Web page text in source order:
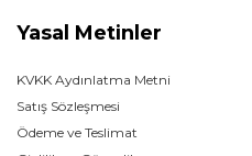
Yasal Metinler
KVKK Aydınlatma Metni
Satış Sözleşmesi
Ödeme ve Teslimat